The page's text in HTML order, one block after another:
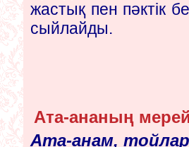
жастық пен пәктік
сыйлайды.
Ата-ананың
Ата-анам,